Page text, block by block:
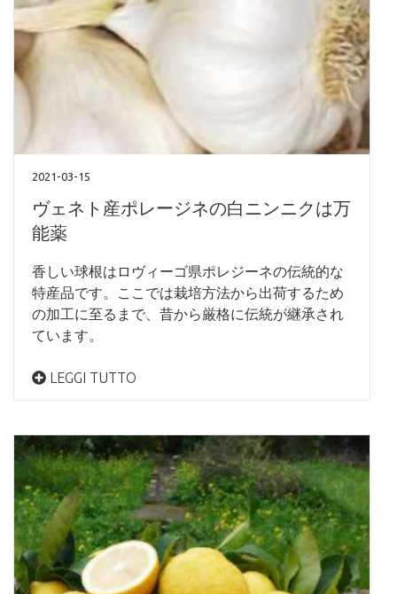
2021-03-15
ヴェネト産ポレージネの白ニンニクは万
能薬
香しい球根はロヴィーゴ県ポレジーネの伝統的な
特産品です。ここでは栽培方法から出荷するため
の加工に至るまで、昔から厳格に伝統が継承され
ています。
LEGGI TUTTO